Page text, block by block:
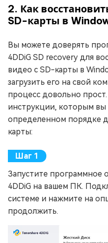
2. Как
SD-карты в
Вы можете доверять
4DDiG SD recovery для
видео с SD-карты в
загрузить его на свой
процесс довольно
инструкции, которым
определенном порядке
карты:
Запустите программное
4DDiG на вашем ПК.
системе и нажмите на
продолжить.